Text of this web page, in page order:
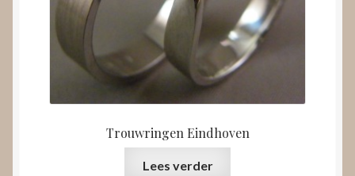
Trouwringen Eindhoven
Lees verder